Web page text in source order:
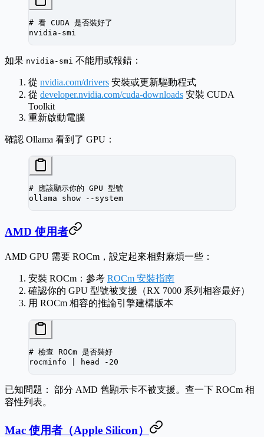
# 看 CUDA 是否裝好了
nvidia-smi
如果 nvidia-smi 不能用或報錯：
從 nvidia.com/drivers 安裝或更新驅動程式
從 developer.nvidia.com/cuda-downloads 安裝 CUDA
Toolkit
重新啟動電腦
確認 Ollama 看到了 GPU：
# 應該顯示你的 GPU 型號
ollama show --system
AMD 使用者
AMD GPU 需要 ROCm，設定起來相對麻煩一些：
安裝 ROCm：參考 ROCm 安裝指南
確認你的 GPU 型號被支援（RX 7000 系列相容最好）
用 ROCm 相容的推論引擎建構版本
# 檢查 ROCm 是否裝好
rocminfo
head -20
已知問題：
部分 AMD 舊顯示卡不被支援。查一下 ROCm 相
容性列表。
Mac 使用者（Apple Silicon）